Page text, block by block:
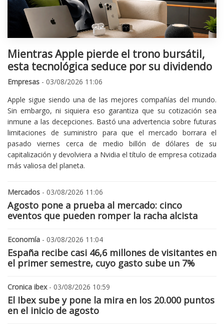
Mientras Apple pierde el trono bursátil,
esta tecnológica seduce por su dividendo
Empresas - 03/08/2026 11:06
Apple sigue siendo una de las mejores compañías del mundo.
Sin embargo, ni siquiera eso garantiza que su cotización sea
inmune a las decepciones. Bastó una advertencia sobre futuras
limitaciones de suministro para que el mercado borrara el
pasado viernes cerca de medio billón de dólares de su
capitalización y devolviera a Nvidia el título de empresa cotizada
más valiosa del planeta.
Mercados - 03/08/2026 11:06
Agosto pone a prueba al mercado: cinco
eventos que pueden romper la racha alcista
Economía - 03/08/2026 11:04
España recibe casi 46,6 millones de visitantes en
el primer semestre, cuyo gasto sube un 7%
Cronica ibex- 03/08/2026 10:59
El Ibex sube y pone la mira en los 20.000 puntos
en el inicio de agosto